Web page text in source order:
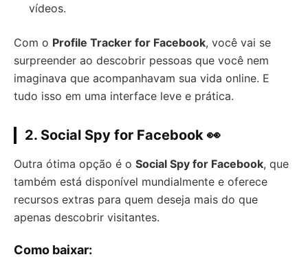
vídeos.
Com o Profile Tracker for Facebook, você vai se
surpreender ao descobrir pessoas que você nem
imaginava que acompanhavam sua vida online. E
tudo isso em uma interface leve e prática.
2. Social Spy for Facebook 👀
Outra ótima opção é o Social Spy for Facebook, que
também está disponível mundialmente e oferece
recursos extras para quem deseja mais do que
apenas descobrir visitantes.
Como baixar: